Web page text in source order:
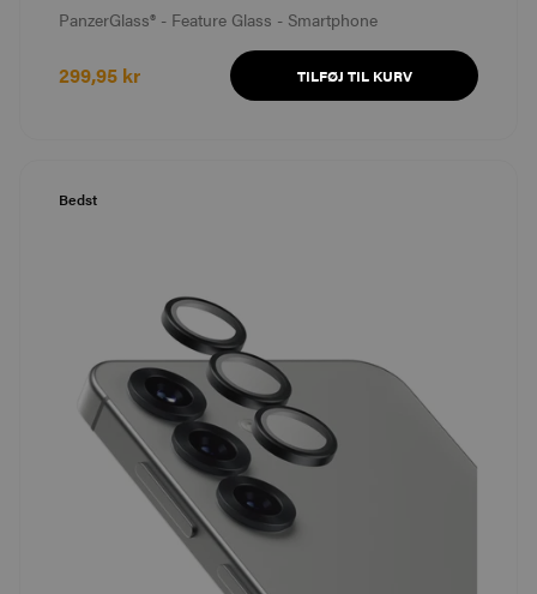
PanzerGlass® - Feature Glass - Smartphone
299,95 kr TILFØJ TIL KURV
Bedst